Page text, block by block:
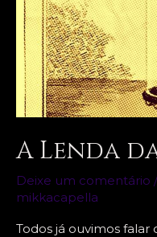
A Lenda
Deixe um comentário
mikkacapella
Todos já ouvimos